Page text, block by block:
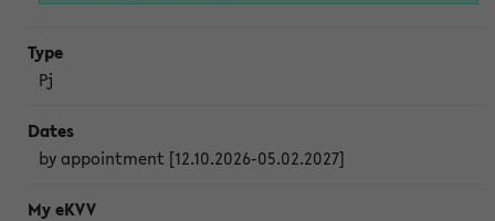
Pj
by appointment [12.10.2026-05.02.2027]